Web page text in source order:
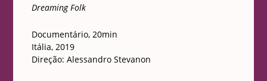
Dreaming Folk
Documentário, 20min
Itália, 2019
Direção: Alessandro Stevanon